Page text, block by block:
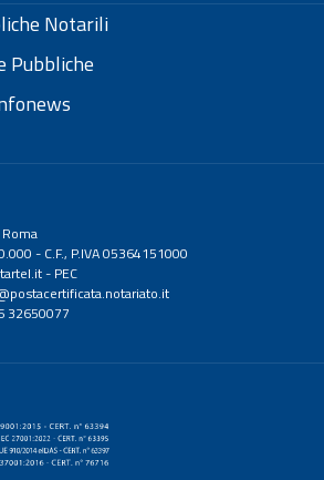
Notarili
Pubbliche
- C.F., P.IVA 05364151000
- PEC
32650077